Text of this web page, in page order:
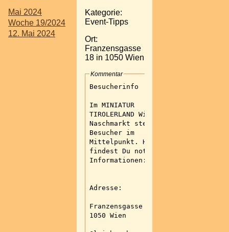
Mai 2024
Woche 19/2024
12. Mai 2024
Kategorie:
Event-Tipps
Ort:
Franzensgasse
18 in 1050 Wien
Kommentar
Besucherinfo
Im MINIATUR
TIROLERLAND Wien-
Naschmarkt steht der
Besucher im
Mittelpunkt. Hier
findest Du notwendige
Informationen:
Adresse:
Franzensgasse 18 in
1050 Wien